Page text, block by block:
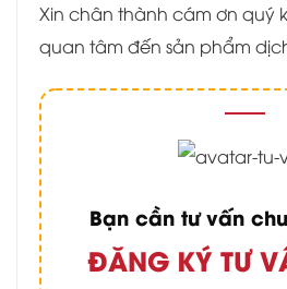
Xin chân thành cám ơn quý
quan tâm đến sản phẩm
Bạn cần tư vấn
ĐĂNG KÝ TƯ